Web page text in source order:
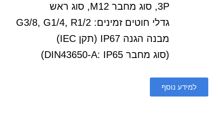
3P, סוג מחבר M12, סוג ראש
גדלי חוטים זמינים: G3/8, G1/4, R1/2
מבנה הגנה IP67 (תקן IEC)
(סוג מחבר DIN43650-A: IP65)
למידע נוסף